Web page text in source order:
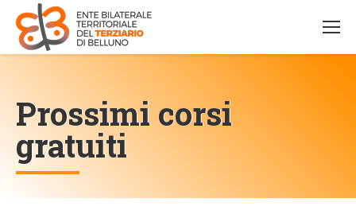
Prossimi corsi
gratuiti